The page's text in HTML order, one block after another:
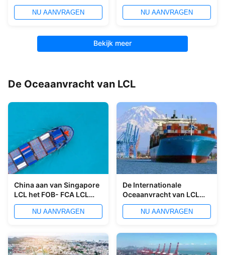
NVOCC aan India
NU AANVRAGEN
Shanghai van de
Vrachtonderbreking aan
NU AANVRAGEN
Bekijk meer
De Oceaanvracht van LCL
China aan van Singapore
LCL het FOB- FCA LCL
Internationale
Verschepen van de
NU AANVRAGEN
De Internationale
Oceaanvracht van LCL
van China aan Dammam
NU AANVRAGEN